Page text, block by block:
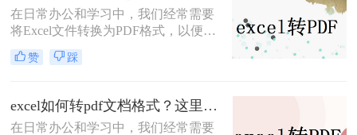
文共有2000字左右，下面开始阅读
吧。
在日常办公和学习中，我们经常需要
将Excel文件转换为PDF格式，以便于
分享、打印或保存为不可编辑的文
档。那么如何快速将excel转pdf呢？下
Excel转PDF的方法。
赞 踩
excel如何转pdf文档格式？这里给你分享这三种操作方法！
在日常办公和学习中，我们经常需要